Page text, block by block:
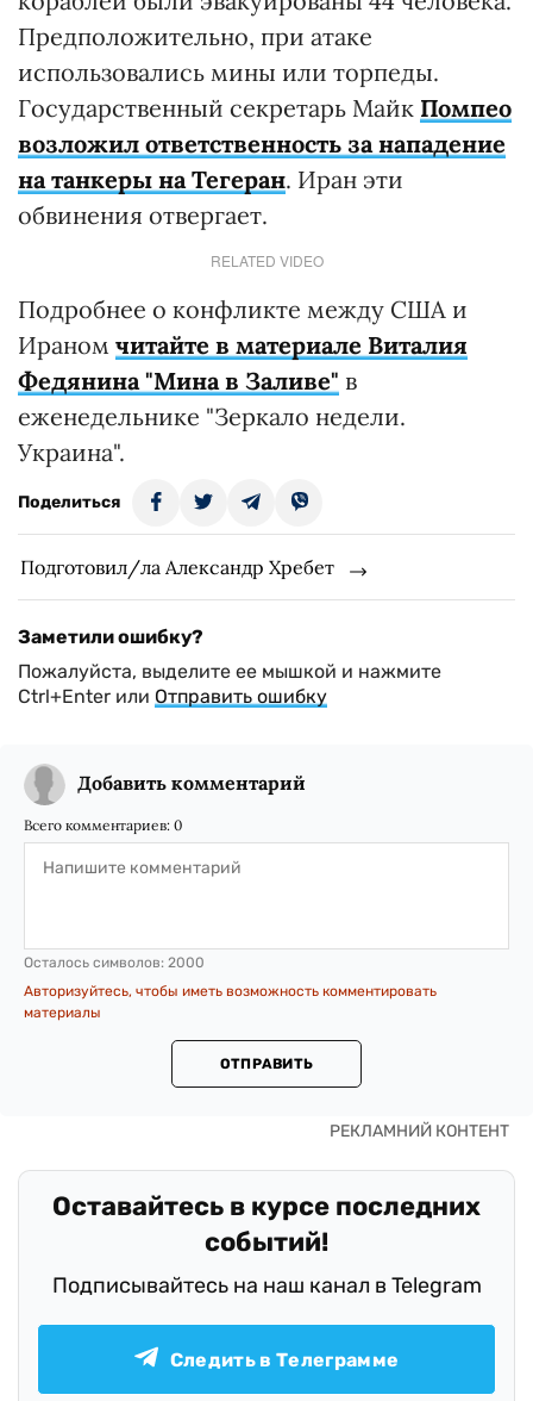
Предположительно, при атаке
использовались мины или торпеды.
Государственный секретарь Майк Помпео
возложил ответственность за нападение
на танкеры на Тегеран. Иран эти
обвинения отвергает.
RELATED VIDEO
Подробнее о конфликте между США и
Ираном читайте в материале Виталия
Федянина "Мина в Заливе" в
еженедельнике "Зеркало недели.
Украина".
Поделиться
Подготовил/ла Александр Хребет
Заметили ошибку?
Пожалуйста, выделите ее мышкой и нажмите
Ctrl+Enter или Отправить ошибку
Добавить комментарий
Всего комментариев: 0
Осталось символов: 2000
Авторизуйтесь, чтобы иметь возможность комментировать
материалы
ОТПРАВИТЬ
Оставайтесь в курсе последних
событий!
Подписывайтесь на наш канал в Telegram
Следить в Телеграмме